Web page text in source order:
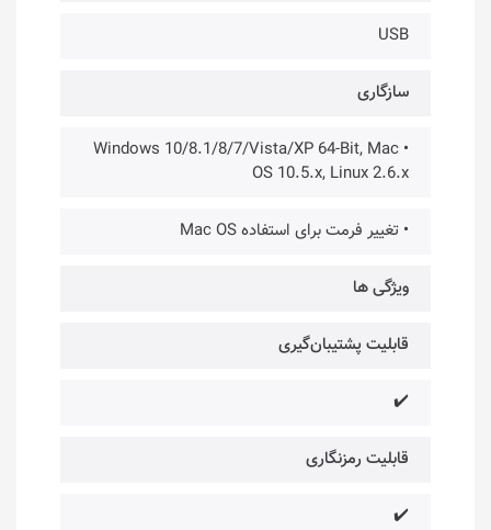
USB
سازگاری
• Windows 10/8.1/8/7/Vista/XP 64-Bit, Mac
OS 10.5.x, Linux 2.6.x
• تغییر فرمت برای استفاده Mac OS
ویژگی ها
قابلیت پشتیبان‌گیری
✔️
قابلیت رمزنگاری
✔️